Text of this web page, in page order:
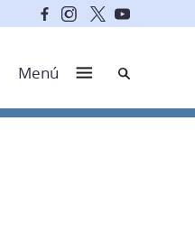
Menú Cerca